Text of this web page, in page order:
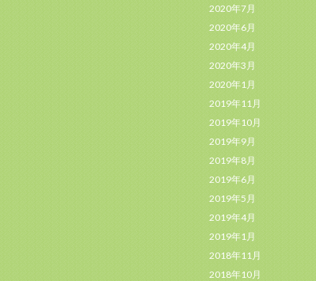
2020年7月
2020年6月
2020年4月
2020年3月
2020年1月
2019年11月
2019年10月
2019年9月
2019年8月
2019年6月
2019年5月
2019年4月
2019年1月
2018年11月
2018年10月